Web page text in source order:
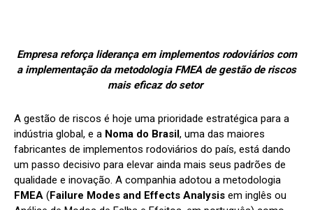
Empresa reforça liderança em implementos rodoviários com
a implementação da metodologia FMEA de gestão de riscos
mais eficaz do setor
A gestão de riscos é hoje uma prioridade estratégica para a
indústria global, e a Noma do Brasil , uma das maiores
fabricantes de implementos rodoviários do país, está dando
um passo decisivo para elevar ainda mais seus padrões de
qualidade e inovação. A companhia adotou a metodologia
FMEA (Failure Modes and Effects Analysis em inglês ou